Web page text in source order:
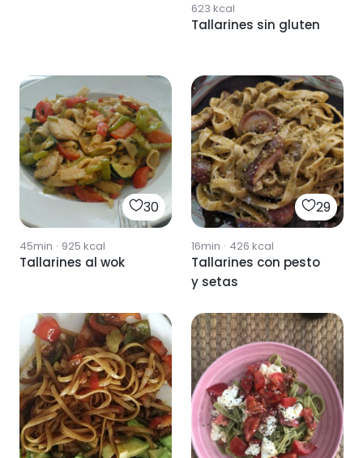
623 kcal
Tallarines sin gluten
30
45min · 925 kcal
Tallarines al wok
29
16min · 426 kcal
Tallarines con pesto
y setas